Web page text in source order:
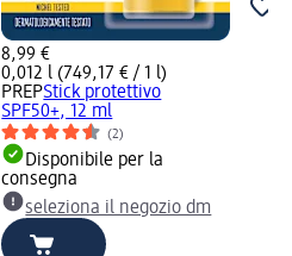
8,99 €
0,012 l (749,17 € / 1 l)
PREPStick protettivo
SPF50+, 12 ml
(2)
Disponibile per la
consegna
seleziona il negozio dm